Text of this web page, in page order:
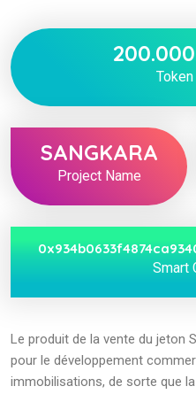
SANGKARA
Project Name
Smart
Le produit de la vente du jeton
pour le développement
immobilisations, de sorte que